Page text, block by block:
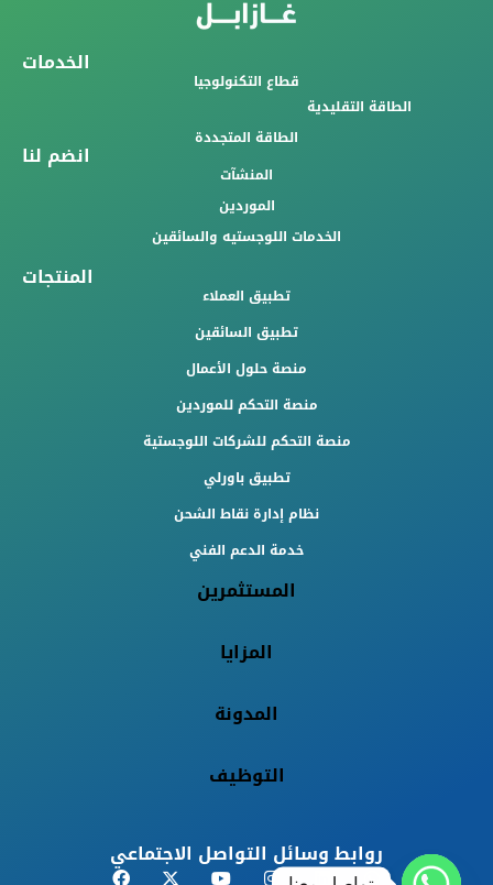
الخدمات
قطاع التكنولوجيا
الطاقة التقليدية
الطاقة المتجددة
انضم لنا
المنشآت
الموردين
الخدمات اللوجستيه والسائقين
المنتجات
تطبيق العملاء
تطبيق السائقين
منصة حلول الأعمال
منصة التحكم للموردين
منصة التحكم للشركات اللوجستية
تطبيق باورلي
نظام إدارة نقاط الشحن
خدمة الدعم الفني
المستثمرين
المزايا
المدونة
التوظيف
روابط وسائل التواصل الاجتماعي